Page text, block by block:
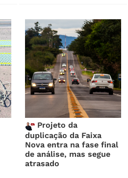
Projeto da
duplicação da Faixa
Nova entra na fase final
de análise, mas segue
atrasado